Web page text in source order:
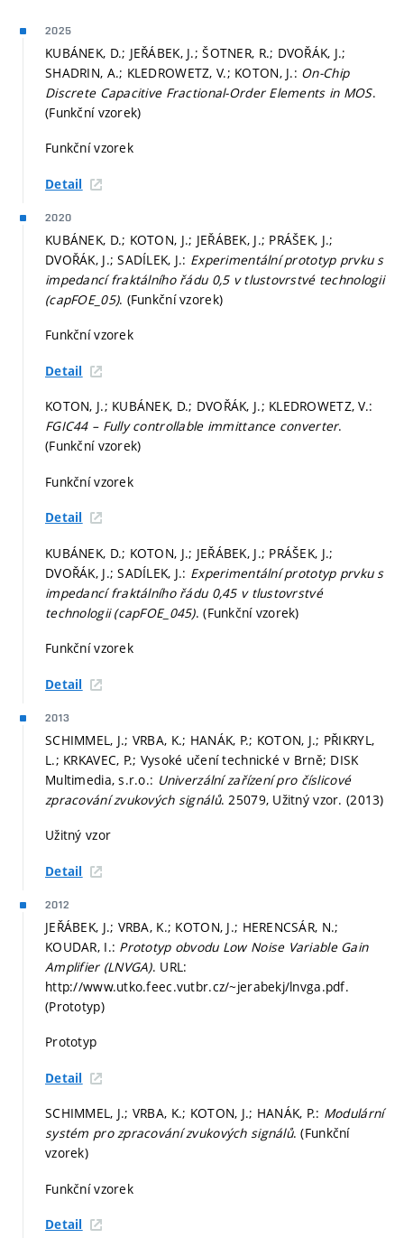
2025
KUBÁNEK, D.; JEŘÁBEK, J.; ŠOTNER, R.; DVOŘÁK, J.;
SHADRIN, A.; KLEDROWETZ, V.; KOTON, J.: On-Chip
Discrete Capacitive Fractional-Order Elements in MOS.
(Funkční vzorek)
Funkční vzorek
Detail
2020
KUBÁNEK, D.; KOTON, J.; JEŘÁBEK, J.; PRÁŠEK, J.;
DVOŘÁK, J.; SADÍLEK, J.: Experimentální prototyp prvku s
impedancí fraktálního řádu 0,5 v tlustovrstvé technologii
(capFOE_05). (Funkční vzorek)
Funkční vzorek
Detail
KOTON, J.; KUBÁNEK, D.; DVOŘÁK, J.; KLEDROWETZ, V.:
FGIC44 – Fully controllable immittance converter.
(Funkční vzorek)
Funkční vzorek
Detail
KUBÁNEK, D.; KOTON, J.; JEŘÁBEK, J.; PRÁŠEK, J.;
DVOŘÁK, J.; SADÍLEK, J.: Experimentální prototyp prvku s
impedancí fraktálního řádu 0,45 v tlustovrstvé
technologii (capFOE_045). (Funkční vzorek)
Funkční vzorek
Detail
2013
SCHIMMEL, J.; VRBA, K.; HANÁK, P.; KOTON, J.; PŘIKRYL,
L.; KRKAVEC, P.; Vysoké učení technické v Brně; DISK
Multimedia, s.r.o.: Univerzální zařízení pro číslicové
zpracování zvukových signálů. 25079, Užitný vzor. (2013)
Užitný vzor
Detail
2012
JEŘÁBEK, J.; VRBA, K.; KOTON, J.; HERENCSÁR, N.;
KOUDAR, I.: Prototyp obvodu Low Noise Variable Gain
Amplifier (LNVGA). URL:
http://www.utko.feec.vutbr.cz/~jerabekj/lnvga.pdf.
(Prototyp)
Prototyp
Detail
SCHIMMEL, J.; VRBA, K.; KOTON, J.; HANÁK, P.: Modulární
systém pro zpracování zvukových signálů. (Funkční
vzorek)
Funkční vzorek
Detail